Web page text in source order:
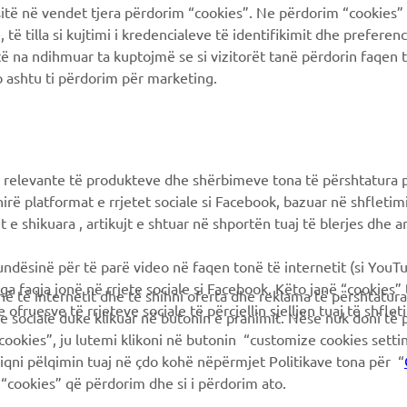
Yamaha Motor Global
Yamaha Blog
Applicazioni mobili
Prenota la manutenzione
Concessionari ufficiali
në vendet tjera përdorim “cookies”. Ne përdorim
tilla si kujtimi i kredencialeve të identifikimit dhe
na ndihmuar ta kuptojmë se si vizitorët tanë përdorin
ti përdorim për marketing.
të produkteve dhe shërbimeve tona të përshtatura
platformat e rrjetet sociale si Facebook, bazuar në
shikuara , artikujt e shtuar në shportën tuaj të blerjes dhe
për të parë video në faqen tonë të internetit (si
faqja jonë në rrjete sociale si Facebook. Këto janë
ofruesve të rrjeteve sociale të përcjellin sjelljen tuaj të
të internetit dhe të shihni oferta dhe reklama të
sociale duke klikuar në butonin e pranimit. Nëse nuk doni të
ju lutemi klikoni në butonin “customize cookies
pëlqimin tuaj në çdo kohë nëpërmjet Politikave tona për “
që përdorim dhe si i përdorim ato.